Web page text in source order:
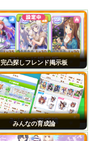
完凸探しフレンド掲示板
みんなの育成論